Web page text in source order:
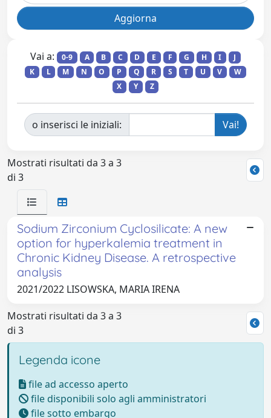
Vai a: 0-9 A B C D E F G H I
J
K
L M N O P Q R S T U V
W
X
Y Z
o inserisci le iniziali:
Mostrati risultati da 3 a 3
di 3
Sodium Zirconium Cyclosilicate: A new
option for hyperkalemia treatment in
Chronic Kidney Disease. A retrospective
analysis
2021/2022 LISOWSKA, MARIA IRENA
Mostrati risultati da 3 a 3
di 3
Legenda icone
file ad accesso aperto
file disponibili solo agli amministratori
file sotto embargo